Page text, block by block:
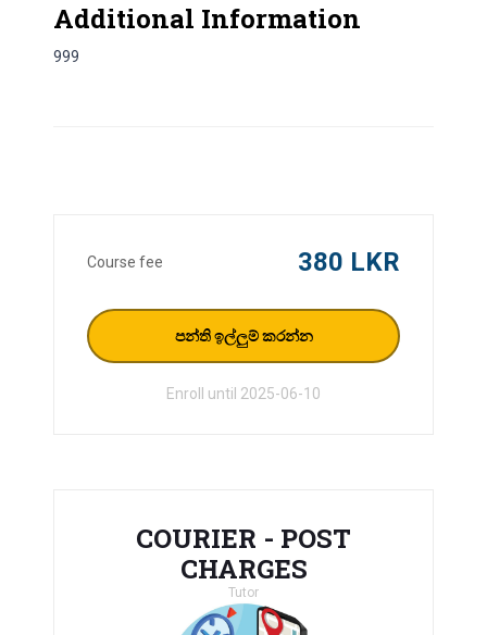
Additional Information
999
Course fee 380 LKR
පන්ති ඉල්ලුම් කරන්න
Enroll until 2025-06-10
COURIER - POST
CHARGES
Tutor